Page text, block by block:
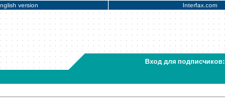
version Interfax.com
Вход для подписчиков: